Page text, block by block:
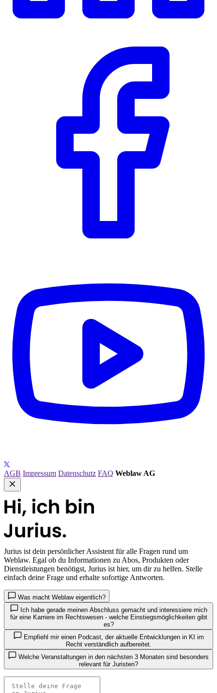
AGB Impressum Datenschutz FAQ Weblaw AG
Jurius ist dein persönlicher Assistent für alle Fragen rund um
Weblaw. Egal ob du Informationen zu Abos, Produkten oder
Dienstleistungen benötigst, Jurius ist hier, um dir zu helfen. Stelle
einfach deine Frage und erhalte sofortige Antworten.
Was macht Weblaw eigentlich?
Ich habe gerade meinen Abschluss gemacht und interessiere mich
für eine Karriere im Rechtswesen - welche Einstiegsmöglichkeiten gibt
es?
Empfiehl mir einen Podcast, der aktuelle Entwicklungen in KI im
Recht verständlich aufbereitet.
relevant für Juristen?